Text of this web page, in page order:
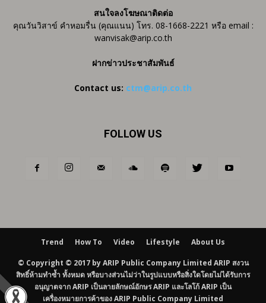
สนใจลงโฆษณาติดต่อ
คุณวันวิสาข์ คำหอมรื่น (คุณแนน) โทร. 08-1668-2221 หรือ email :
wanvisak@arip.co.th
ฝากข่าวประชาสัมพันธ์
Contact us: ctm@arip.co.th
FOLLOW US
Trend How To Video Lifestyle About Us
© Copyright © 2017 by ARIP Public Company Limited ARIP สงวน
สิทธิ์ห้ามทำซ้ำ ทั้งหมด หรือบางส่วนไม่ว่าในรูปแบบหรือสิ่งใดโดยไม่ได้รับการ
อนุญาตจาก ARIP เป็นลายลักษณ์อักษร ARIP และโลโก้ ARIP เป็น
เครื่องหมายการค้าของ ARIP Public Company Limited